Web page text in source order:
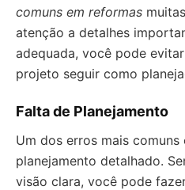
comuns em reformas
atenção a detalhes
adequada, você pode
projeto seguir como
Falta de Planejamento
Um dos erros mais comuns
planejamento detalhado.
visão clara, você pode